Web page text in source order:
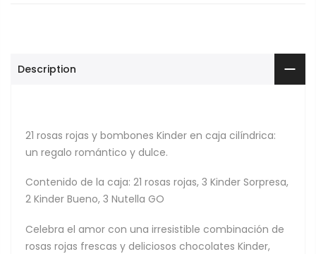
Description
21 rosas rojas y bombones Kinder en caja cilíndrica:
un regalo romántico y dulce.
Contenido de la caja: 21 rosas rojas, 3 Kinder Sorpresa,
2 Kinder Bueno, 3 Nutella GO
Celebra el amor con una irresistible combinación de
rosas rojas frescas y deliciosos chocolates Kinder,